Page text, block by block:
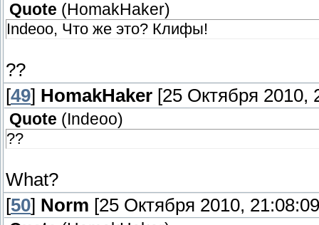
Quote ( HomakHaker)
Indeoo, Что же это? Клифы!
??
[49] HomakHaker [25 Октября 2010,
Quote ( Indeoo)
??
What?
[50] Norm [25 Октября 2010,